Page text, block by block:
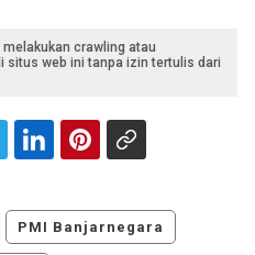
crawling atau
situs web ini tanpa izin tertulis dari
PMI Banjarnegara